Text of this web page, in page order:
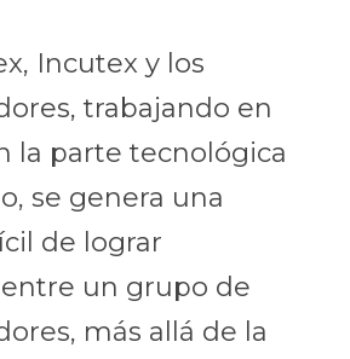
Incutex y los
trabajando en
la parte tecnológica
se genera una
de lograr
un grupo de
más allá de la